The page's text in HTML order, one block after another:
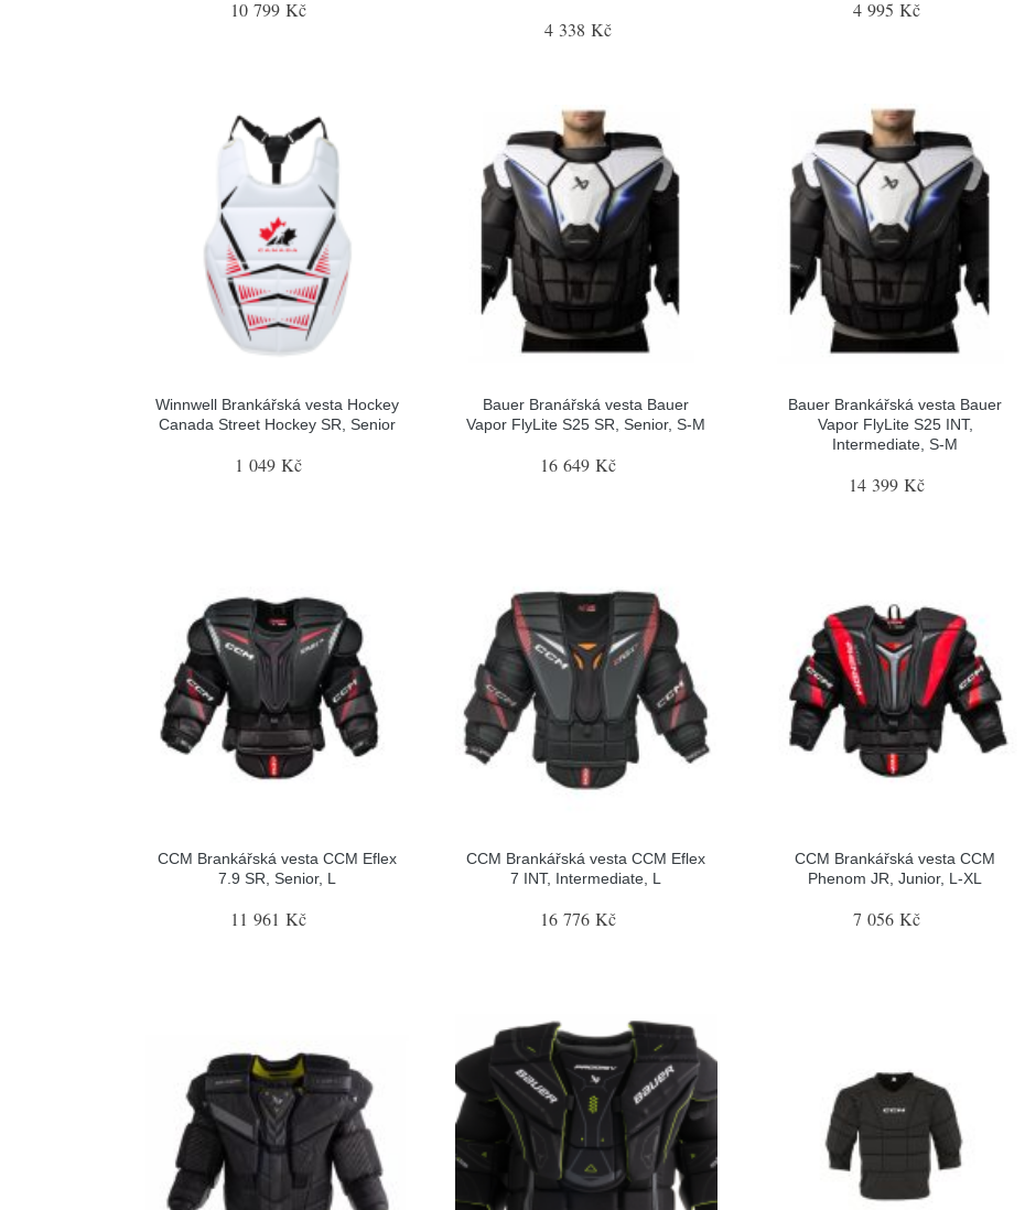
10 799 Kč
4 338 Kč
4 995 Kč
Winnwell Brankářská vesta Hockey
Canada Street Hockey SR, Senior
1 049 Kč
Bauer Branářská vesta Bauer
Vapor FlyLite S25 SR, Senior, S-M
16 649 Kč
Bauer Brankářská vesta Bauer
Vapor FlyLite S25 INT,
Intermediate, S-M
14 399 Kč
CCM Brankářská vesta CCM Eflex
7.9 SR, Senior, L
11 961 Kč
CCM Brankářská vesta CCM Eflex
7 INT, Intermediate, L
16 776 Kč
CCM Brankářská vesta CCM
Phenom JR, Junior, L-XL
7 056 Kč